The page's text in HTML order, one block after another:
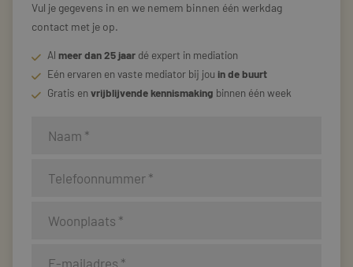
Vul je gegevens in en we nemem binnen één werkdag
contact met je op.
Al meer dan 25 jaar dé expert in mediation
Eén ervaren en vaste mediator bij jou in de buurt
Gratis envrijblijvende kennismaking binnen één week